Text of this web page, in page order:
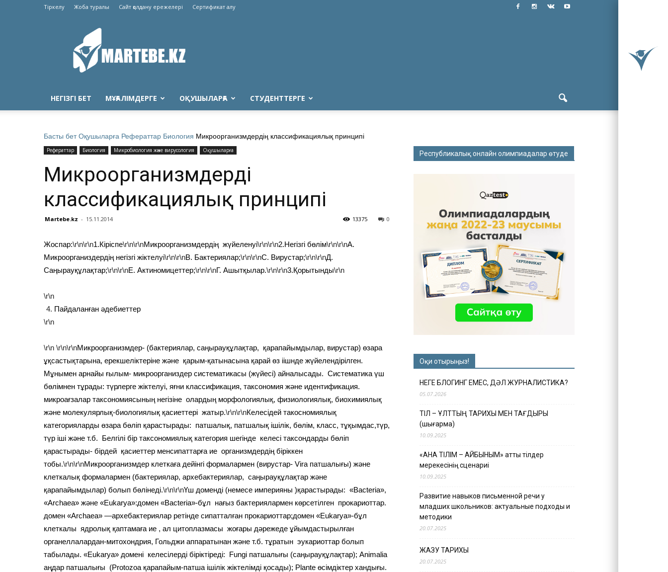
Тіркелу Жоба туралы Сайт қолдану ережелері Сертификат алу
Martebe.kz
білім
сайты
НЕГІЗГІ БЕТ МҰҒАЛІМДЕРГЕ ОҚУШЫЛАРҒА СТУДЕНТТЕРГЕ
Басты бет Оқушыларға Рефераттар Биология Микроорганизмдердің классификациялық принципі
Рефераттар Биология Микробиология және вирусология Оқушыларға
Микроорганизмдердің
классификациялық принципі
Martebe.kz - 15.11.2014 0
13375
Жоспар:\r\n\r\n1.Кіріспе\r\n\r\nМикроорганизмдердің жүйеленуі\r\n\r\n2.Негізгі бөлім\r\n\r\nА.
Микроорганиздердің негізгі жіктелуі\r\n\r\nВ. Бактериялар;\r\n\r\nС. Вирустар;\r\n\r\nД.
Саңырауқұлақтар;\r\n\r\nЕ. Актиномицеттер;\r\n\r\nГ. Ашытқылар.\r\n\r\n3.Қорытынды\r\n
\r\n
Пайдаланған әдебиеттер
\r\n
\r\n \r\n\r\nМикроорганизмдер- (бактериялар, саңырауқұлақтар, қарапайымдылар, вирустар) өзара
ұқсастықтарына, ерекшеліктеріне және қарым-қатынасына қарай өз іішнде жүйелендірілген.
Мұнымен арнайы ғылым- микроорганиздер систематикасы (жүйесі) айналысады. Систематика үш
бөлімнен тұрады: түрлерге жіктелуі, яғни классификация, таксономия және идентификация.
микроағзалар таксономиясының негізіне олардың морфологиялық, физиологиялық, биохимиялық
және молекулярлық-биологиялық қасиеттері жатыр.\r\n\r\nКелесідей такосномиялық
категорияларды өзара бөліп қарастырады: патшалық, патшалық ішілік, бөлім, класс, тұқымдас,түр,
түр іші және т.б. Белгілі бір таксономиялық категория шегінде келесі таксондарды бөліп
қарастырады- бірдей қасиеттер менсипаттарға ие организмдердің біріккен
тобы.\r\n\r\nМикроорганизмдер клеткаға дейінгі формалармен (вирустар- Vira патшалығы) және
клеткалық формалармен (бактериялар, архебактериялар, саңырауқұлақтар және
қарапайымдылар) болып бөлінеді.\r\n\r\nҮш доменді (немесе империяны )қарастырады: «Bacteria»,
«Archaea» және «Eukarya»:домен «Bacteria»-бұл нағыз бактериялармен көрсетілген прокариоттар.
домен «Archaea» —архебактериялар ретінде сипатталған прокариоттар;домен «Eukarya»-бұл
клеткалы ядролық қаптамаға ие , ал цитоплазмасы жоғары дәрежеде ұйымдастырылған
органеллалардан-митохондрия, Гольджи аппаратынан және т.б. тұратын эукариоттар болып
табылады. «Eukarya» домені келесілерді біріктіреді: Fungi патшалығы (саңырауқұлақтар); Animalia
аңдар патшалығы (Protozoa қарапайым-патша ішілік жіктелімді қосады); Plante өсімдіктер хандығы.
Республикалық онлайн олимпиадалар өтуде
Оқи отырыңыз!
НЕГЕ БЛОГИНГ ЕМЕС, ДӘЛ ЖУРНАЛИСТИКА?
05.07.2026
ТІЛ – ҰЛТТЫҢ ТАРИХЫ МЕН ТАҒДЫРЫ
(шығарма)
10.09.2025
«АНА ТІЛІМ – АЙБЫНЫМ» атты тілдер
мерекесінің сценариі
10.09.2025
Развитие навыков письменной речи у
младших школьников: актуальные подходы и
методики
20.07.2025
ЖАЗУ ТАРИХЫ
20.07.2025